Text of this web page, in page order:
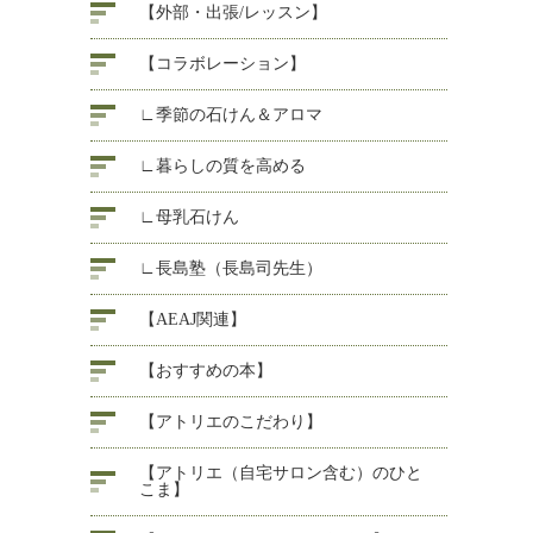
【外部・出張/レッスン】
【コラボレーション】
∟季節の石けん＆アロマ
∟暮らしの質を高める
∟母乳石けん
∟長島塾（長島司先生）
【AEAJ関連】
【おすすめの本】
【アトリエのこだわり】
【アトリエ（自宅サロン含む）のひと
こま】